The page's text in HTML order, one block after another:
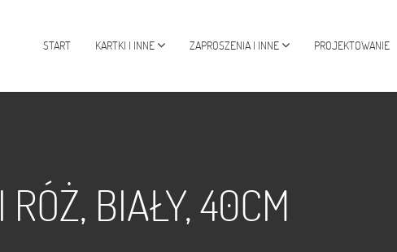
START KARTKI I INNE ZAPROSZENIA I INNE PROJEKTOWANIE
BIAŁY, 40CM